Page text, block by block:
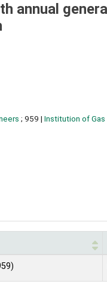
annual
; 959 | Institution of Gas